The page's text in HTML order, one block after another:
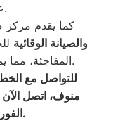
على الخدمة وقطع الغيار.
كما يقدم مركز
والصيانة الوقائية
المفاجئة، مما يمنحك راحة وأمانًا في الاستخدام اليومي.
للتواصل مع
منوف، اتصل
الفوري أينما كنت داخل المحافظة.